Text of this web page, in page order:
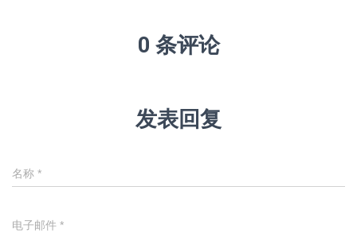
0 条评论
发表回复
名称 *
电子邮件 *